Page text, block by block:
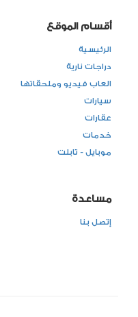
أقسام الموقع
الرئيسية
دراجات نارية
العاب فيديو وملحقاتها
سيارات
عقارات
خدمات
موبايل - تابلت
مساعدة
إتصل بنا